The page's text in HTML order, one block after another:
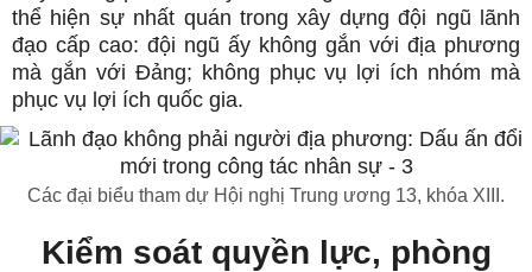
thể hiện sự nhất quán trong xây dựng đội ngũ lãnh
đạo cấp cao: đội ngũ ấy không gắn với địa phương
mà gắn với Đảng; không phục vụ lợi ích nhóm mà
phục vụ lợi ích quốc gia.
Các đại biểu tham dự Hội nghị Trung ương 13, khóa XIII.
Kiểm soát quyền lực, phòng